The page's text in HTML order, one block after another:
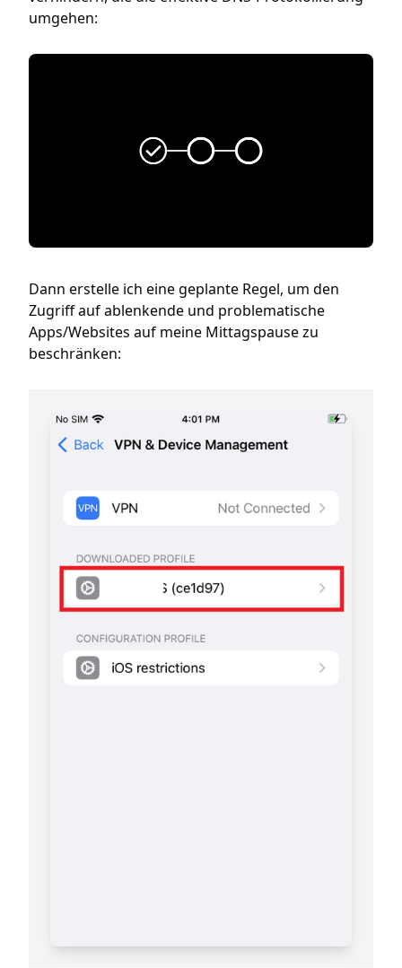
umgehen:
Dann erstelle ich eine geplante Regel, um den
Zugriff auf ablenkende und problematische
Apps/Websites auf meine Mittagspause zu
beschränken: